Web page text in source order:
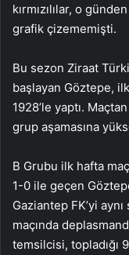
kırmızılılar, o
grafik çizememişti.
Bu sezon Ziraat
başlayan Göztepe,
1928’le yaptı.
grup aşamasına
B Grubu ilk hafta
1-0 ile geçen
Gaziantep FK’yi
maçında
temsilcisi, topladığı